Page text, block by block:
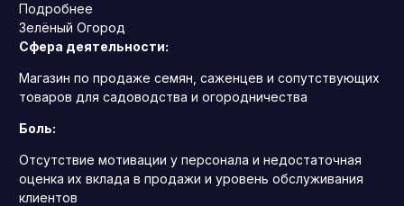
Подробнее
Зелёный Огород
Сфера деятельности:
Магазин по продаже семян, саженцев и сопутствующих
товаров для садоводства и огородничества
Боль:
Отсутствие мотивации у персонала и недостаточная
оценка их вклада в продажи и уровень обслуживания
клиентов